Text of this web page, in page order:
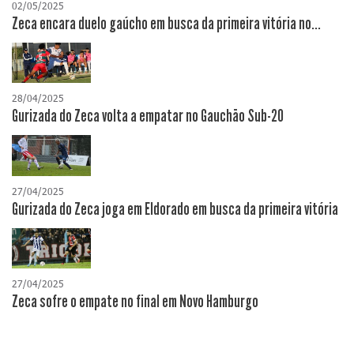
02/05/2025
Zeca encara duelo gaúcho em busca da primeira vitória no...
28/04/2025
Gurizada do Zeca volta a empatar no Gauchão Sub-20
27/04/2025
Gurizada do Zeca joga em Eldorado em busca da primeira vitória
27/04/2025
Zeca sofre o empate no final em Novo Hamburgo